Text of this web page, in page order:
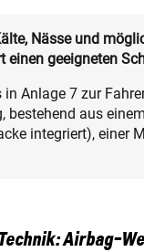
Nässe und
geeigneten
Anlage 7 zur
aus
integriert), einer
Airbag-